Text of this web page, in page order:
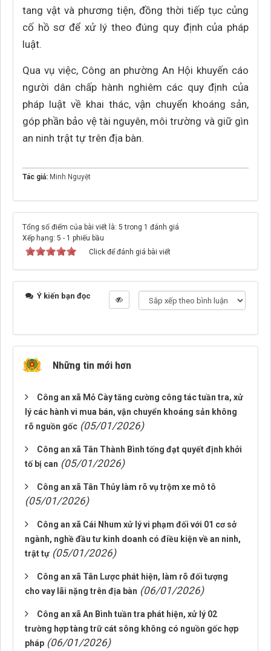
tang vật và phương tiện, đồng thời tiếp tục củng
cố hồ sơ để xử lý theo đúng quy định của pháp
luật.
Qua vụ việc, Công an phường An Hội khuyến cáo
người dân chấp hành nghiêm các quy định của
pháp luật về khai thác, vận chuyển khoáng sản,
góp phần bảo vệ tài nguyên, môi trường và giữ gìn
an ninh trật tự trên địa bàn.
Tác giả: Minh Nguyệt
Tổng số điểm của bài viết là: 5 trong 1 đánh giá
Xếp hạng: 5 - 1 phiếu bầu
Click để đánh giá bài viết
Ý kiến bạn đọc
Những tin mới hơn
Công an xã Mỏ Cày tăng cường công tác tuần tra, xử
lý các hành vi mua bán, vận chuyển khoáng sản không
rõ nguồn gốc (05/01/2026)
Công an xã Tân Thành Bình tống đạt quyết định khởi
tố bị can (05/01/2026)
Công an xã Tân Thủy làm rõ vụ trộm xe mô tô
(05/01/2026)
Công an xã Cái Nhum xử lý vi phạm đối với 01 cơ sở
ngành, nghề đầu tư kinh doanh có điều kiện về an ninh,
trật tự (05/01/2026)
Công an xã Tân Lược phát hiện, làm rõ đối tượng
cho vay lãi nặng trên địa bàn (06/01/2026)
Công an xã An Bình tuần tra phát hiện, xử lý 02
trường hợp tàng trữ cát sông không có nguồn gốc hợp
pháp (06/01/2026)